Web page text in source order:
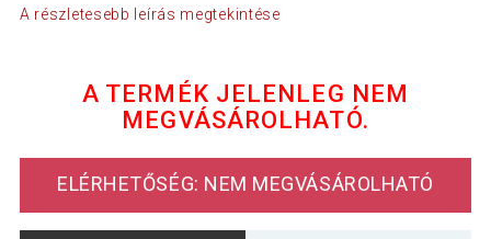
A részletesebb leírás megtekintése
A TERMÉK JELENLEG NEM
MEGVÁSÁROLHATÓ.
ELÉRHETŐSÉG: NEM MEGVÁSÁROLHATÓ